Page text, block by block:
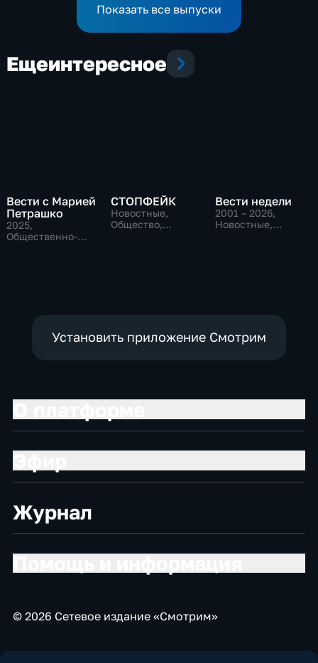
Показать все выпуски
Ещеинтересное
Вести с Марией
Петрашко
2025,
Общественно-
СТОПФЕЙК
Новостные,
Общество,
Вести недели
2001 – 2026,
Новостные,
Установить приложение Смотрим
Журнал
© 2026 Сетевое издание «Смотрим»